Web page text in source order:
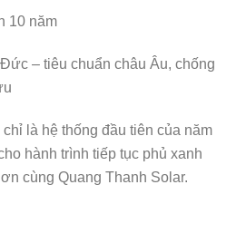
10 năm
– tiêu chuẩn châu Âu, chống
là hệ thống đầu tiên của năm
hành trình tiếp tục phủ xanh
cùng Quang Thanh Solar.